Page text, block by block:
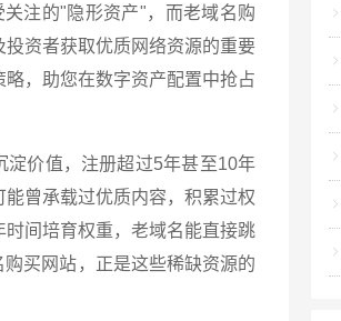
注的"隐形资产"，而老域名购
资者获取优质网络资源的重要
，助您在数字资产配置中抢占
价值，注册超过5年甚至10年
曾承载过优质内容，积累过权
间培育权重，老域名能直接跳
买网站，正是这些稀缺资源的